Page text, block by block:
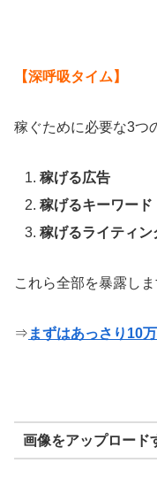
【深呼吸タイム】
稼ぐために必要な3つ
稼げる広告
稼げるキーワード
稼げるライティン
これら全部を暴露しま
⇒ まずはあっさり10
画像をアップロード